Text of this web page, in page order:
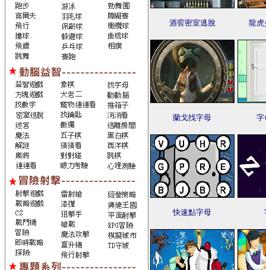
酒窖密室逃脫 龍虎
蘭戈找字母 字
快速點字母